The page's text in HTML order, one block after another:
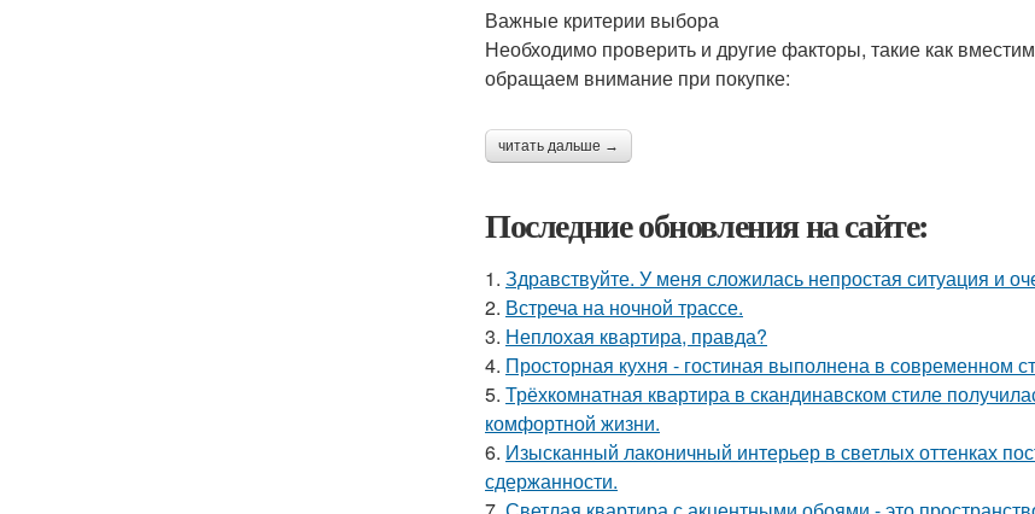
Важные критерии выбора
Необходимо проверить и другие факторы, такие как
обращаем внимание при покупке:
читать дальше →
Последние обновления на сайте:
1. Здравствуйте. У меня сложилась непростая ситуация и
2. Встреча на ночной трассе.
3. Неплохая квартира, правда?
4. Просторная кухня - гостиная выполнена в современном
5. Трёхкомнатная квартира в скандинавском стиле
комфортной жизни.
6. Изысканный лаконичный интерьер в светлых оттенках
сдержанности.